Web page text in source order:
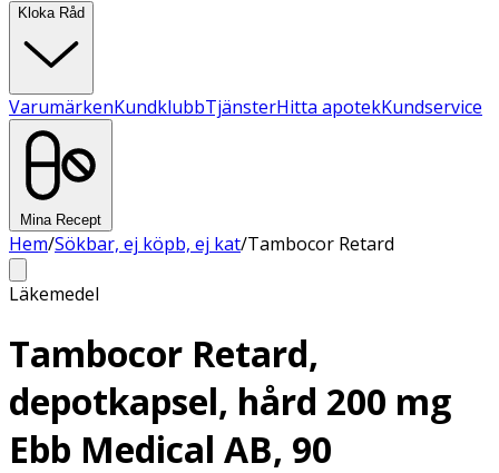
Kloka Råd
VarumärkenKundklubbTjänsterHitta apotekKundservice
Mina Recept
Hem/Sökbar, ej köpb, ej kat/Tambocor Retard
Läkemedel
Tambocor Retard,
depotkapsel, hård 200 mg
Ebb Medical AB, 90